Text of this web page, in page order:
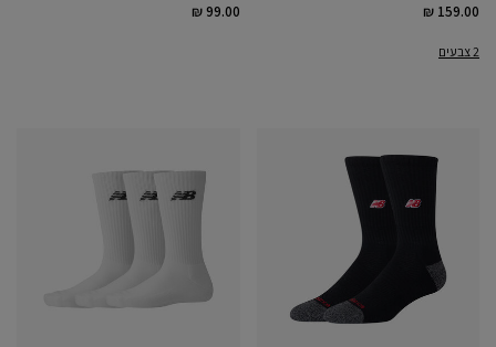
₪ 159.00
2 צבעים
₪ 99.00